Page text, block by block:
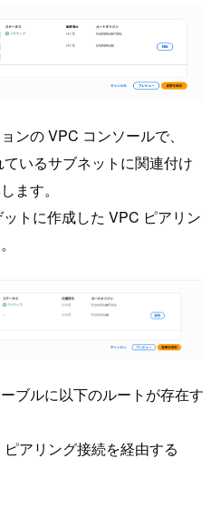
ンの VPC コンソールで、
いるサブネットに関連付け
ます。
トに作成した VPC ピアリン
ブルに以下のルートが存在す
アリング接続を経由する